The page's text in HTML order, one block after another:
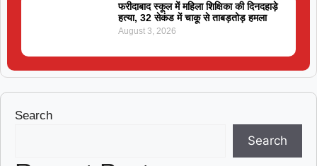
फरीदाबाद स्कूल में महिला शिक्षिका की दिनदहाड़े
हत्या, 32 सेकंड में चाकू से ताबड़तोड़ हमला
August 3, 2026
Search
Search